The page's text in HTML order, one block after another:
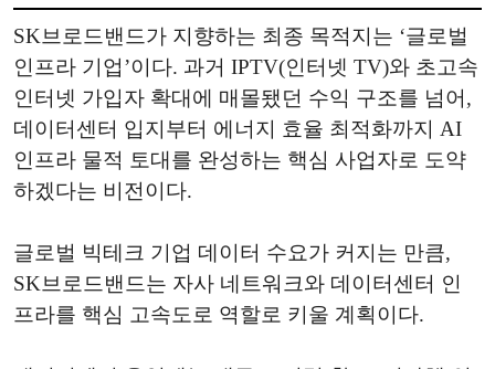
SK브로드밴드가 지향하는 최종 목적지는 ‘글로벌
인프라 기업’이다. 과거 IPTV(인터넷 TV)와 초고속
인터넷 가입자 확대에 매몰됐던 수익 구조를 넘어,
데이터센터 입지부터 에너지 효율 최적화까지 AI
인프라 물적 토대를 완성하는 핵심 사업자로 도약
하겠다는 비전이다.
글로벌 빅테크 기업 데이터 수요가 커지는 만큼,
SK브로드밴드는 자사 네트워크와 데이터센터 인
프라를 핵심 고속도로 역할로 키울 계획이다.